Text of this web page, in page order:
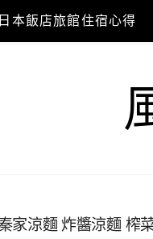
本飯店旅館住宿心得
家涼麵 炸醬涼麵